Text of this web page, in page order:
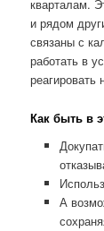
кварталам.
и рядом
связаны с
работать в
реагировать
Как быть в
А